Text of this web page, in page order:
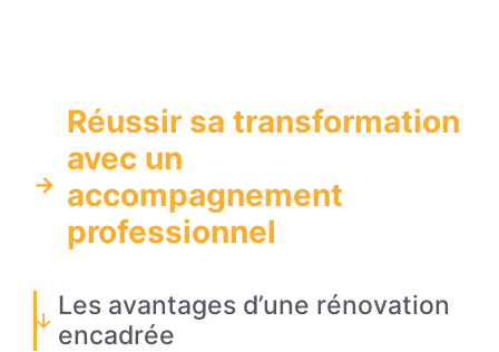
Réussir sa transformation
avec un
accompagnement
professionnel
Les avantages d’une rénovation
encadrée